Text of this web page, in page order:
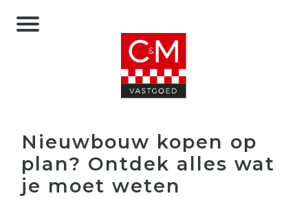
Nieuwbouw kopen op
plan? Ontdek alles wat
je moet weten